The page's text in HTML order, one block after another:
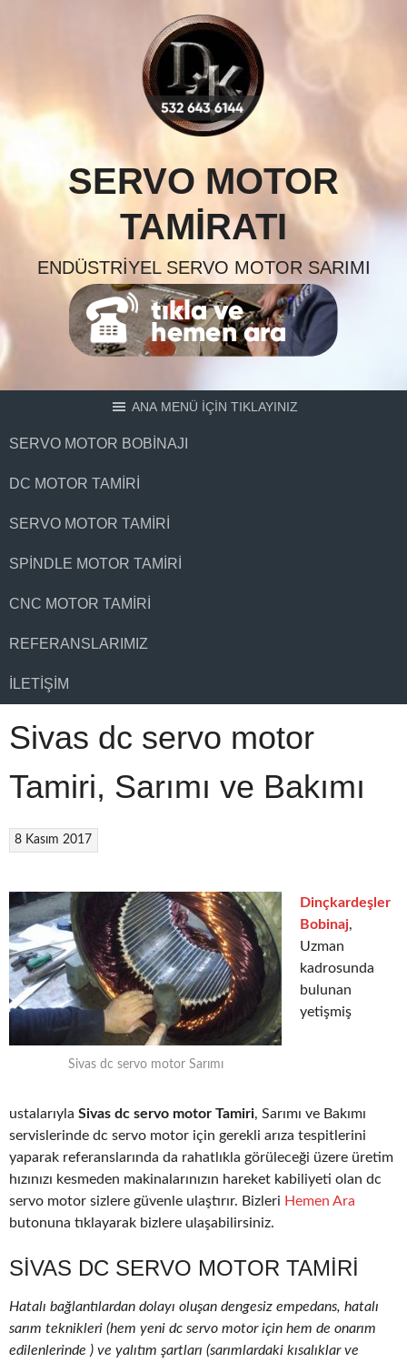
SERVO MOTOR
TAMIRATI
ENDÜSTRIYEL SERVO MOTOR SARIMI
ANA MENÜ İÇİN TIKLAYINIZ
SERVO MOTOR BOBINAJI
DC MOTOR TAMIRI
SERVO MOTOR TAMIRI
SPINDLE MOTOR TAMIRI
CNC MOTOR TAMIRI
REFERANSLARIMIZ
İLETIŞIM
Sivas dc servo motor
Tamiri, Sarımı ve Bakımı
8 Kasım 2017
Sivas dc servo motor Sarımı
Dinçkardeşler
Bobinaj,
Uzman
kadrosunda
bulunan
yetişmiş
ustalarıyla Sivas dc servo motor Tamiri, Sarımı ve Bakımı
servislerinde dc servo motor için gerekli arıza tespitlerini
yaparak referanslarında da rahatlıkla görüleceği üzere üretim
hızınızı kesmeden makinalarınızın hareket kabiliyeti olan dc
servo motor sizlere güvenle ulaştırır. Bizleri Hemen Ara
butonuna tıklayarak bizlere ulaşabilirsiniz.
SIVAS DC SERVO MOTOR TAMIRI
Hatalı bağlantılardan dolayı oluşan dengesiz empedans, hatalı
sarım teknikleri (hem yeni dc servo motor için hem de onarım
edilenlerinde ) ve yalıtım şartları (sarımlardaki kısalıklar ve